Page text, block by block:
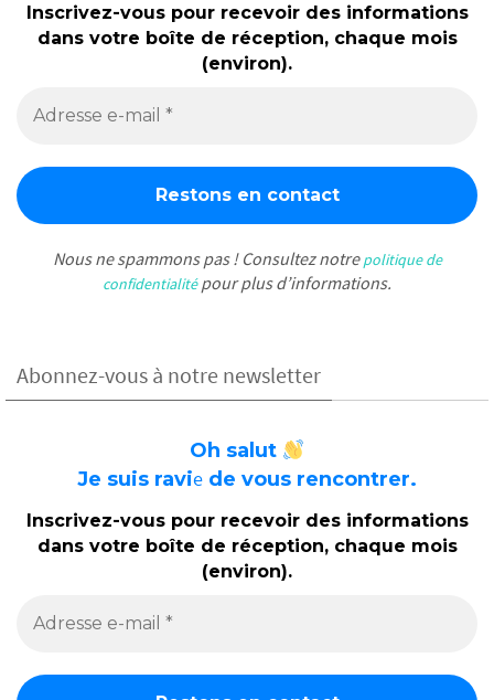
Inscrivez-vous pour recevoir des informations
dans votre boîte de réception, chaque mois
(environ).
Nous ne spammons pas ! Consultez notrepolitique de
confidentialitépour plus d’informations.
Abonnez-vous à notre newsletter
Oh salut
Je suis ravie de vous rencontrer.
Inscrivez-vous pour recevoir des informations
dans votre boîte de réception, chaque mois
(environ).